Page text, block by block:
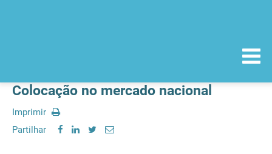
Colocação no mercado nacional
Imprimir
Partilhar